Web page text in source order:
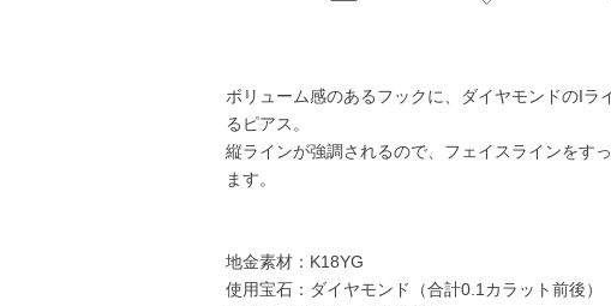
ボリューム感のあるフックに、ダイヤモンドのIラ
るピアス。
縦ラインが強調されるので、フェイスラインをす
ます。
地金素材：K18YG
使用宝石：ダイヤモンド（合計0.1カラット前後）